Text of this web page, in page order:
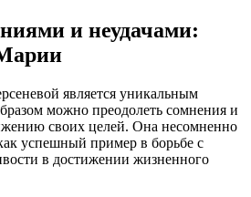
и неудачами:
является уникальным
можно преодолеть сомнения и
своих целей. Она несомненно
успешный пример в борьбе с
в достижении жизненного